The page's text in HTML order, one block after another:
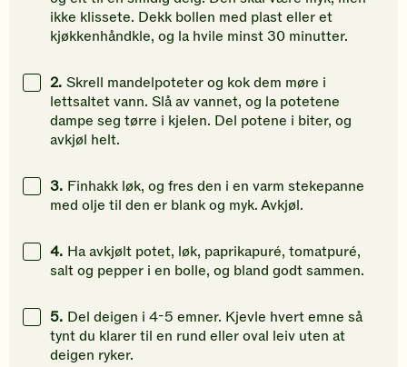
vurdering.
din
vurdering.
din
ikke klissete. Dekk bollen med plast eller et
kjøkkenhåndkle, og la hvile minst 30 minutter.
2. Skrell mandelpoteter og kok dem møre i
lettsaltet vann. Slå av vannet, og la potetene
dampe seg tørre i kjelen. Del potene i biter, og
avkjøl helt.
3. Finhakk løk, og fres den i en varm stekepanne
med olje til den er blank og myk. Avkjøl.
4. Ha avkjølt potet, løk, paprikapuré, tomatpuré,
salt og pepper i en bolle, og bland godt sammen.
5. Del deigen i 4-5 emner. Kjevle hvert emne så
tynt du klarer til en rund eller oval leiv uten at
deigen ryker.